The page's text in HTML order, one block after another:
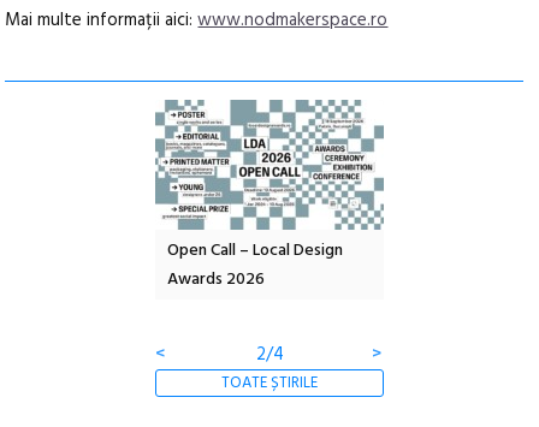
Mai multe informații aici:www.nodmakerspace.ro
Open Call – Local Design
Awards 2026
<
2/4 >
TOATE ȘTIRILE